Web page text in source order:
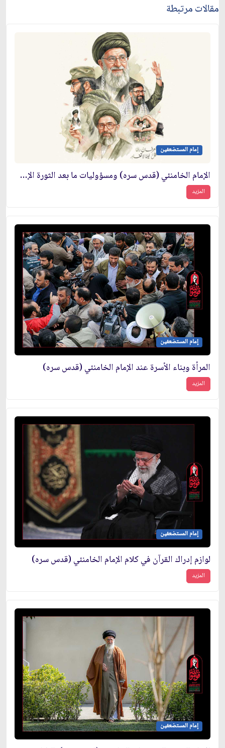
مقالات مرتبطة
إمام المستضعفين
الإمام الخامنئي (قدس سره) ومسؤوليات ما بعد الثورة الإسلامية
المزيد
إمام المستضعفين
المرأة وبناء الأسرة عند الإمام الخامنئي (قدس سره)
المزيد
إمام المستضعفين
لوازم إدراك القرآن في كلام الإمام الخامنئي (قدس سره)
المزيد
إمام المستضعفين